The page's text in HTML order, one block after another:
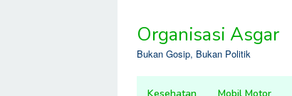
contentOrganisasi Asgar
Bukan Gosip, Bukan Politik